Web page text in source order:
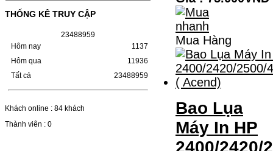
HỘP MỰC HP 110A (W1110A) CHO DÒNG
Hộp mực HP 110A (W1110A)- Loại mực:
Mực in laser trắng đenSỬ DỤNG CHO MÁY
IN:- HP…
Giá : 249.000VND
Chọn mua
HỘP MỰC CANON CRG-070
CHO DÒNG MÁY LBP
THỐNG KÊ TRUY CẬP
23488959
Hôm nay
Hôm qua
Tất cả
1137
11936
23488959
Khách online : 84 khách
Thành viên : 0
Mua Hàng
Bao Lụa
Máy In HP
2400/2420/